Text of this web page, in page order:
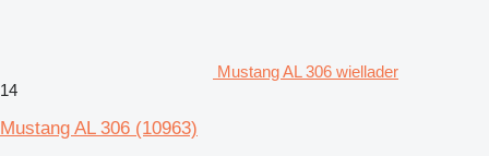
Mustang AL 306 wiellader
14
Mustang AL 306 (10963)